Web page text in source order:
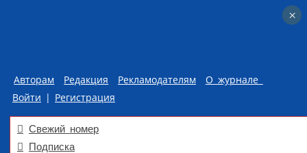
Авторам Редакция Рекламодателям
О журнале
Войти | Регистрация
Свежий номер
Подписка
×
×